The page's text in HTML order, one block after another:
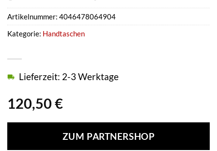
120,50 €
Lieferzeit: 2-3 Werktage
ZUM PARTNERSHOP
Artikelnummer: 4046478064904
Kategorie: Handtaschen